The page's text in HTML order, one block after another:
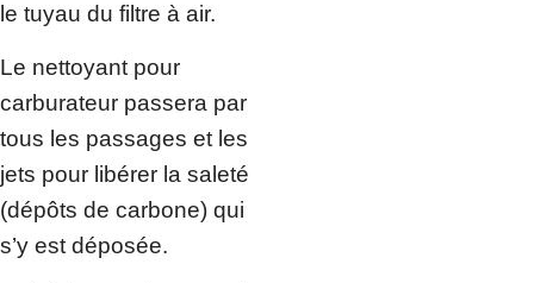
le tuyau du filtre à air.
Le nettoyant pour
carburateur passera par
tous les passages et les
jets pour libérer la saleté
(dépôts de carbone) qui
s’y est déposée.